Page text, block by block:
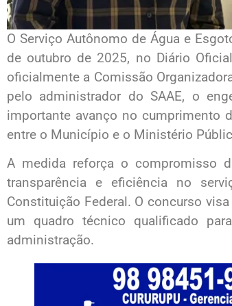
O Serviço Autônomo de Água e
de outubro de 2025, no Diário
oficialmente a Comissão
pelo administrador do SAAE, o
importante avanço no cumprimento
entre o Município e o Ministério
A medida reforça o compromisso
transparência e eficiência no
Constituição Federal. O concurso
um quadro técnico qualificado
administração.